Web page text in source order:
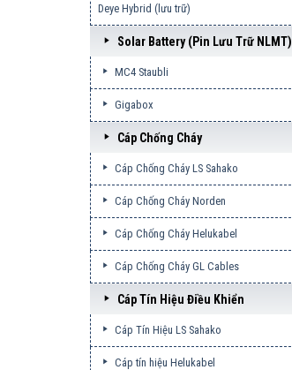
Deye Hybrid (lưu trữ)
Solar Battery (pin Lưu Trữ NLMT)
MC4 Staubli
Gigabox
Cáp Chống Cháy
Cáp Chống Cháy LS Sahako
Cáp Chống Cháy Norden
Cáp Chống Cháy Helukabel
Cáp Chống Cháy GL Cables
Cáp Tín Hiệu Điều Khiển
Cáp Tín Hiệu LS Sahako
Cáp tín hiệu Helukabel